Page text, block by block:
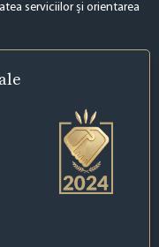
serviciilor și orientarea